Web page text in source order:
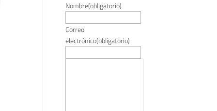
Nombre(obligatorio)
Correo
electrónico(obligatorio)